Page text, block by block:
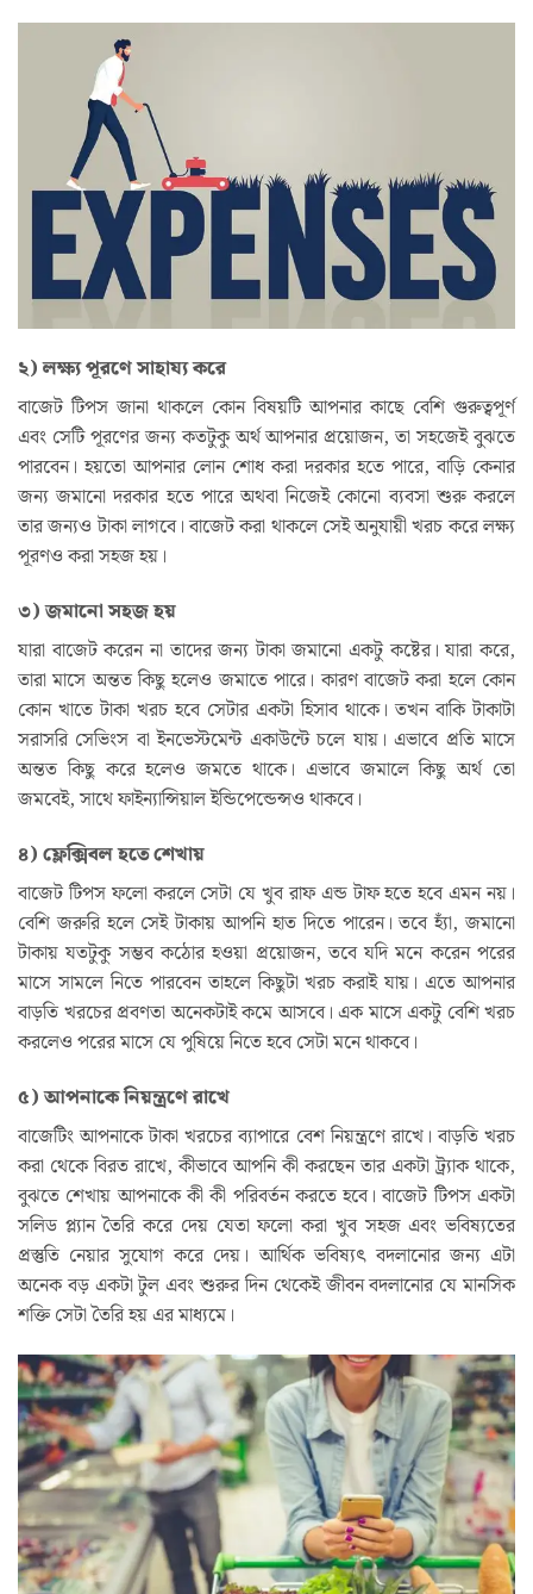
২) লক্ষ্য পূরণে সাহায্য করে
বাজেট টিপস জানা থাকলে কোন বিষয়টি আপনার কাছে বেশি গুরুত্বপূর্ণ
এবং সেটি পূরণের জন্য কতটুকু অর্থ আপনার প্রয়োজন, তা সহজেই বুঝতে
পারবেন। হয়তো আপনার লোন শোধ করা দরকার হতে পারে, বাড়ি কেনার
জন্য জমানো দরকার হতে পারে অথবা নিজেই কোনো ব্যবসা শুরু করলে
তার জন্যও টাকা লাগবে। বাজেট করা থাকলে সেই অনুযায়ী খরচ করে লক্ষ্য
পূরণও করা সহজ হয়।
৩) জমানো সহজ হয়
যারা বাজেট করেন না তাদের জন্য টাকা জমানো একটু কষ্টের। যারা করে,
তারা মাসে অন্তত কিছু হলেও জমাতে পারে। কারণ বাজেট করা হলে কোন
কোন খাতে টাকা খরচ হবে সেটার একটা হিসাব থাকে। তখন বাকি টাকাটা
সরাসরি সেভিংস বা ইনভেস্টমেন্ট একাউন্টে চলে যায়। এভাবে প্রতি মাসে
অন্তত কিছু করে হলেও জমতে থাকে। এভাবে জমালে কিছু অর্থ তো
জমবেই, সাথে ফাইন্যান্সিয়াল ইন্ডিপেন্ডেন্সও থাকবে।
৪) ফ্লেক্সিবল হতে শেখায়
বাজেট টিপস ফলো করলে সেটা যে খুব রাফ এন্ড টাফ হতে হবে এমন নয়।
বেশি জরুরি হলে সেই টাকায় আপনি হাত দিতে পারেন। তবে হ্যাঁ, জমানো
টাকায় যতটুকু সম্ভব কঠোর হওয়া প্রয়োজন, তবে যদি মনে করেন পরের
মাসে সামলে নিতে পারবেন তাহলে কিছুটা খরচ করাই যায়। এতে আপনার
বাড়তি খরচের প্রবণতা অনেকটাই কমে আসবে। এক মাসে একটু বেশি খরচ
করলেও পরের মাসে যে পুষিয়ে নিতে হবে সেটা মনে থাকবে।
৫) আপনাকে নিয়ন্ত্রণে রাখে
বাজেটিং আপনাকে টাকা খরচের ব্যাপারে বেশ নিয়ন্ত্রণে রাখে। বাড়তি খরচ
করা থেকে বিরত রাখে, কীভাবে আপনি কী করছেন তার একটা ট্র্যাক থাকে,
বুঝতে শেখায় আপনাকে কী কী পরিবর্তন করতে হবে। বাজেট টিপস একটা
সলিড প্ল্যান তৈরি করে দেয় যেতা ফলো করা খুব সহজ এবং ভবিষ্যতের
প্রস্তুতি নেয়ার সুযোগ করে দেয়। আর্থিক ভবিষ্যৎ বদলানোর জন্য এটা
অনেক বড় একটা টুল এবং শুরুর দিন থেকেই জীবন বদলানোর যে মানসিক
শক্তি সেটা তৈরি হয় এর মাধ্যমে।